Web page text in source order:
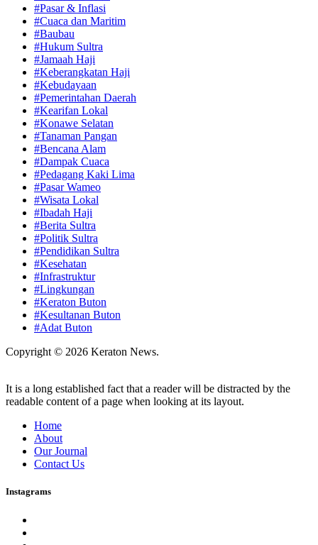
#Pasar & Inflasi
#Cuaca dan Maritim
#Baubau
#Hukum Sultra
#Jamaah Haji
#Keberangkatan Haji
#Kebudayaan
#Pemerintahan Daerah
#Kearifan Lokal
#Konawe Selatan
#Tanaman Pangan
#Bencana Alam
#Dampak Cuaca
#Pedagang Kaki Lima
#Pasar Wameo
#Wisata Lokal
#Ibadah Haji
#Berita Sultra
#Politik Sultra
#Pendidikan Sultra
#Kesehatan
#Infrastruktur
#Lingkungan
#Keraton Buton
#Kesultanan Buton
#Adat Buton
Copyright © 2026 Keraton News.
It is a long established fact that a reader will be distracted by the
readable content of a page when looking at its layout.
Home
About
Our Journal
Contact Us
Instagrams